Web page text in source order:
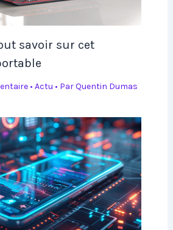
savoir sur cet
• Actu • ParQuentin Dumas